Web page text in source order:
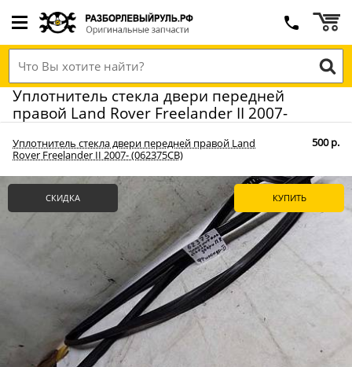
Уплотнитель стекла двери передней
правой Land Rover Freelander II 2007-
Уплотнитель стекла двери передней правой Land
Rover Freelander II 2007- (062375СВ)
500 р.
КУПИТЬ
СКИДКА